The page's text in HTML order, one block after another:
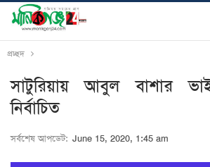
প্রচ্ছদ
সাটুরিয়ায় আবুল বাশার
নির্বাচিত
সর্বশেষ আপডেট: June 15, 2020, 1:45 am